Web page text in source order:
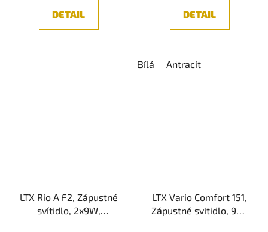
DETAIL
z
DETAIL
Bílá Antracit
LTX Rio A F2, Zápustné
svítidlo, 2x9W,
LTX Vario Comfort 151,
Zápustné svítidlo, 9W,